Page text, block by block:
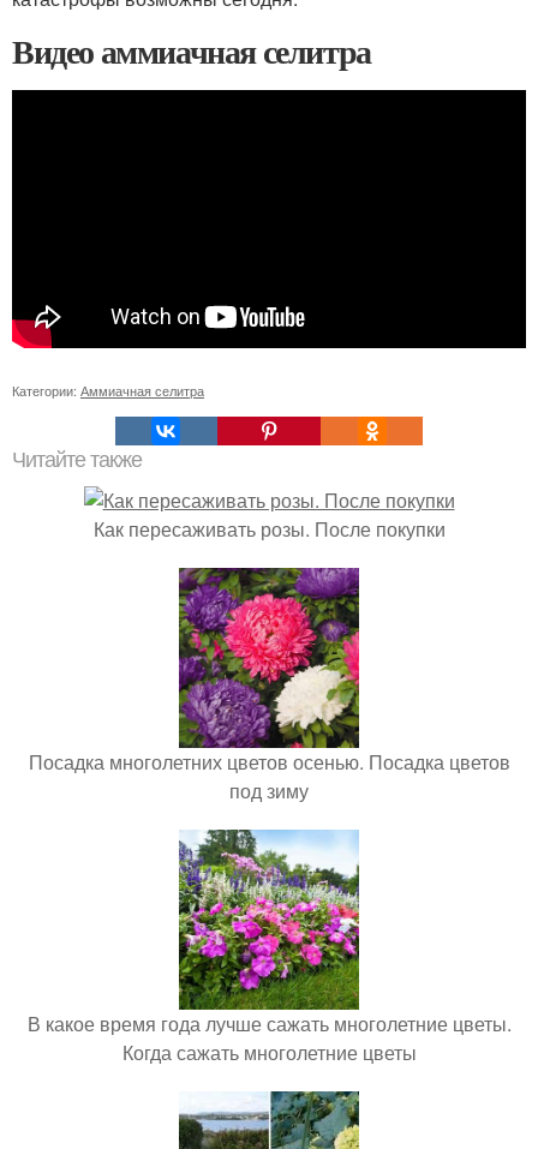
Видео аммиачная селитра
Категории: Аммиачная селитра
Читайте также
Как пересаживать розы. После покупки
Посадка многолетних цветов осенью. Посадка цветов
под зиму
В какое время года лучше сажать многолетние цветы.
Когда сажать многолетние цветы